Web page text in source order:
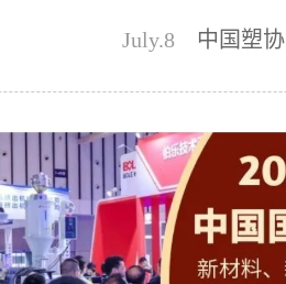
July.8 中国塑协